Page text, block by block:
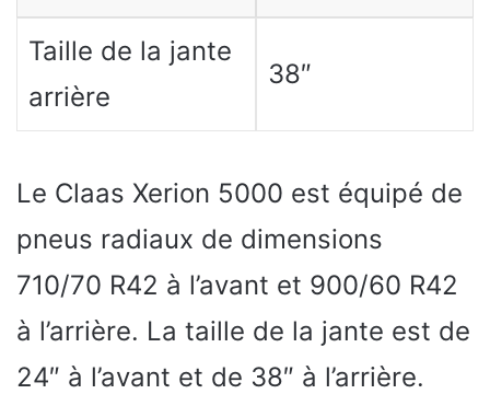
Taille de la jante
arrière
38″
Le Claas Xerion 5000 est équipé de
pneus radiaux de dimensions
710/70 R42 à l’avant et 900/60 R42
à l’arrière. La taille de la jante est de
24″ à l’avant et de 38″ à l’arrière.